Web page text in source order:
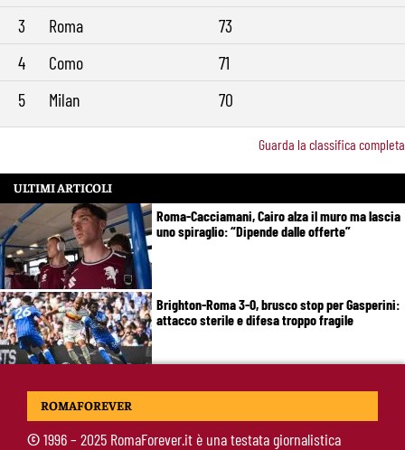
3
Roma
73
4
Como
71
5
Milan 70
Guarda la classifica completa
ULTIMI ARTICOLI
Roma-Cacciamani, Cairo alza il muro ma lascia
uno spiraglio: “Dipende dalle offerte”
Brighton-Roma 3-0, brusco stop per Gasperini:
attacco sterile e difesa troppo fragile
McKennie sorprende tutti: “Il mio idolo era
ROMAFOREVER
©1996 – 2025 RomaForever.it è una testata giornalistica